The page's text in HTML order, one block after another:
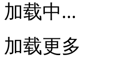
加载中...
加载更多